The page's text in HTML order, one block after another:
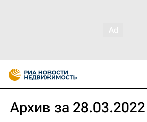
Архив за 28.03.2022